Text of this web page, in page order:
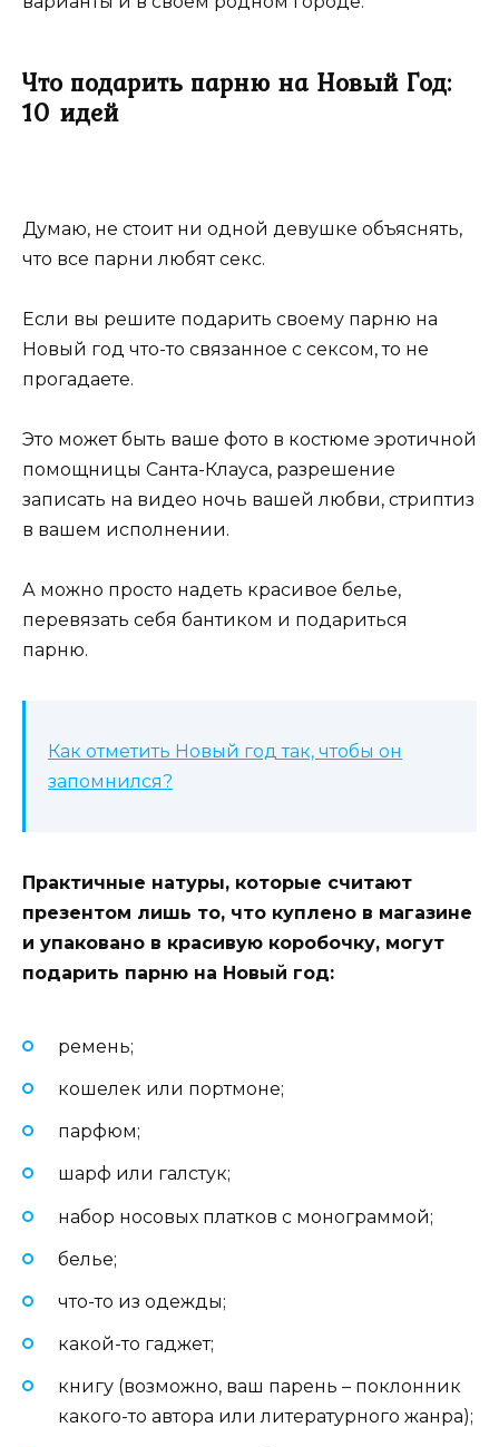
Что подарить парню на Новый Год:
10 идей
Думаю, не стоит ни одной девушке объяснять,
что все парни любят секс.
Если вы решите подарить своему парню на
Новый год что-то связанное с сексом, то не
прогадаете.
Это может быть ваше фото в костюме эротичной
помощницы Санта-Клауса, разрешение
записать на видео ночь вашей любви, стриптиз
в вашем исполнении.
А можно просто надеть красивое белье,
перевязать себя бантиком и подариться
парню.
Как отметить Новый год так, чтобы он
запомнился?
Практичные натуры, которые считают
презентом лишь то, что куплено в магазине
и упаковано в красивую коробочку, могут
подарить парню на Новый год:
ремень;
кошелек или портмоне;
парфюм;
шарф или галстук;
набор носовых платков с монограммой;
белье;
что-то из одежды;
какой-то гаджет;
книгу (возможно, ваш парень – поклонник
какого-то автора или литературного жанра);